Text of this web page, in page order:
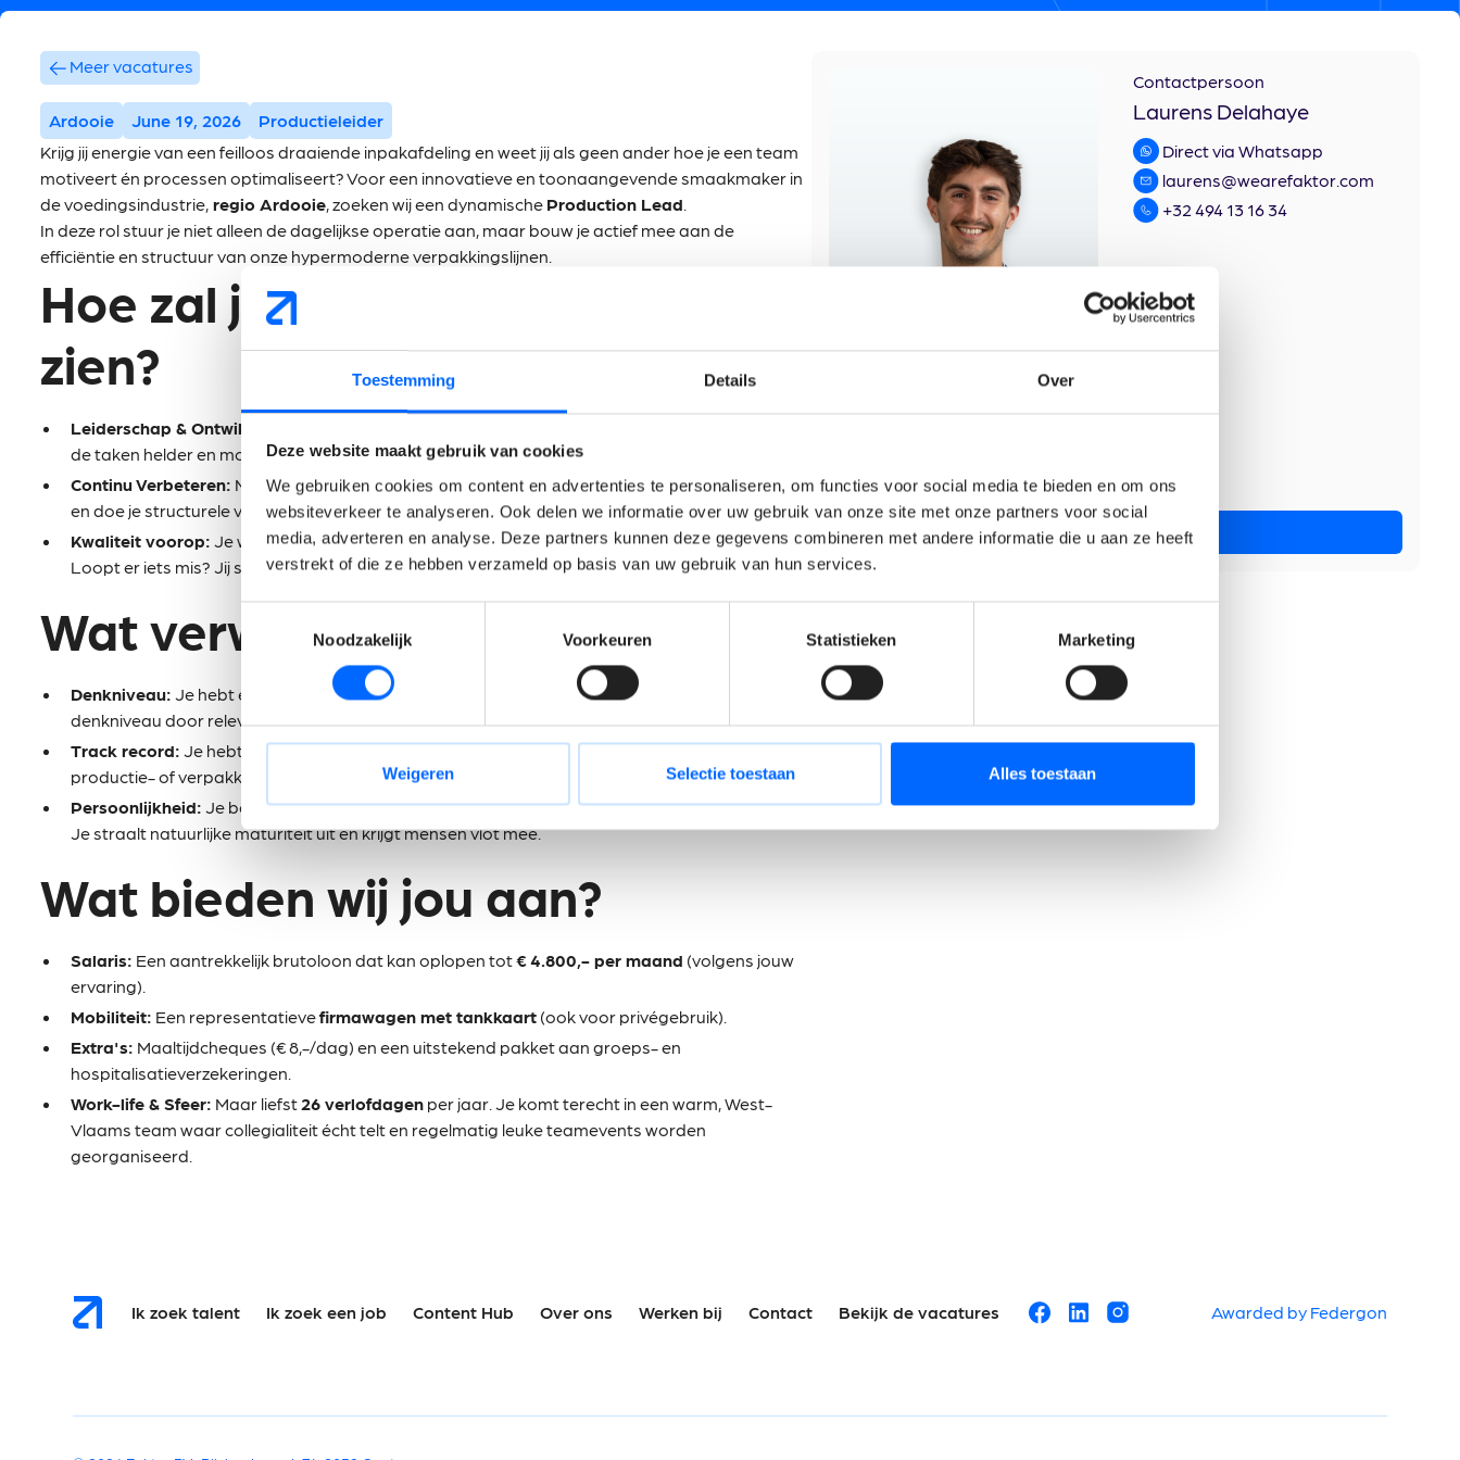
Toestemming Details Over
Deze website maakt gebruik van cookies
We gebruiken cookies om content en advertenties te personaliseren, om functies voor social media te bieden en om ons
websiteverkeer te analyseren. Ook delen we informatie over uw gebruik van onze site met onze partners voor social
media, adverteren en analyse. Deze partners kunnen deze gegevens combineren met andere informatie die u aan ze heeft
verstrekt of die ze hebben verzameld op basis van uw gebruik van hun services.
Noodzakelijk
Voorkeuren Statistieken Marketing
Weigeren Selectie toestaan Alles toestaan
Meer vacatures
Ardooie June 19, 2026
Productieleider
Krijg jij energie van een feilloos draaiende inpakafdeling en weet jij als geen ander hoe je een team
motiveert én processen optimaliseert? Voor een innovatieve en toonaangevende smaakmaker in
de voedingsindustrie, regio Ardooie, zoeken wij een dynamische Production Lead.
In deze rol stuur je niet alleen de dagelijkse operatie aan, maar bouw je actief mee aan de
efficiëntie en structuur van onze hypermoderne verpakkingslijnen.
Hoe zal jouw takenpakket eruit
zien?
Leiderschap & Ontwikkeling:
de taken helder en motiveert operators en inpakkers om het beste uit zichzelf te halen.
Continu Verbeteren: Met jouw technisch inzicht analyseer je de lijnen, spoor je bottlenecks op
en doe je structurele voorstellen om de output en het rendement te verhogen.
Kwaliteit voorop: Je waakt streng over de HACCP-, kwaliteits- en veiligheidsvoorschriften.
Loopt er iets mis? Jij schakelt snel en lost het operationeel op.
Wat verwachten wij van jou?
Denkniveau: Je hebt een Bachelor-diploma op zak of beschikt over een gelijkwaardig
denkniveau door relevante ervaring.
Track record: Je hebt reeds stevige strepen verdiend als leidinggevende binnen een
productie- of verpakkingsomgeving (ervaring in de voeding is een absolute plus).
Persoonlijkheid: Je bent communicatief sterk, stressbestendig en denkt altijd in oplossingen.
Je straalt natuurlijke maturiteit uit en krijgt mensen vlot mee.
Wat bieden wij jou aan?
Salaris: Een aantrekkelijk brutoloon dat kan oplopen tot€ 4.800,- per maand (volgens jouw
ervaring).
Mobiliteit: Een representatievefirmawagen met tankkaart (ook voor privégebruik).
Extra's: Maaltijdcheques (€ 8,-/dag) en een uitstekend pakket aan groeps- en
hospitalisatieverzekeringen.
Work-life & Sfeer: Maar liefst26 verlofdagen per jaar. Je komt terecht in een warm, West-
Vlaams team waar collegialiteit écht telt en regelmatig leuke teamevents worden
georganiseerd.
Contactpersoon
Laurens Delahaye
Direct via Whatsapp
laurens@wearefaktor.com
+32 494 13 16 34
Nu solliciteren
Ik zoek talent Ik zoek een job Content Hub Over ons Werken bij Contact Bekijk de vacatures Awarded by Federgon